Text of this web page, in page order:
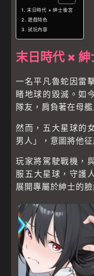
末日時代 × 紳士後宮
遊戲特色
試玩內容
末日時代 × 紳
一名平凡魯蛇因雷
睹地球的毀滅。如
隊友，肩負著在母
然而，五大星球的
男人」，意圖將他
玩家將駕駛戰機，
服五大星球，守護
展開專屬於紳士的